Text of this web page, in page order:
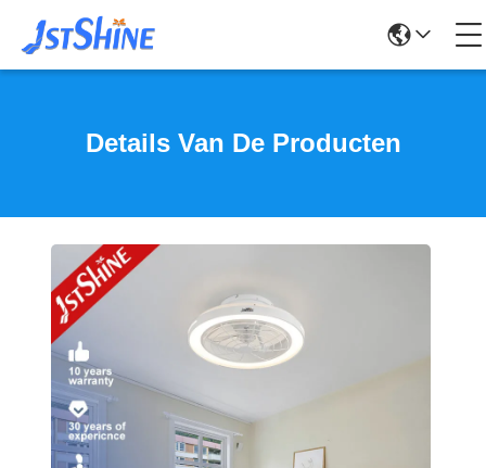
Details Van De Producten